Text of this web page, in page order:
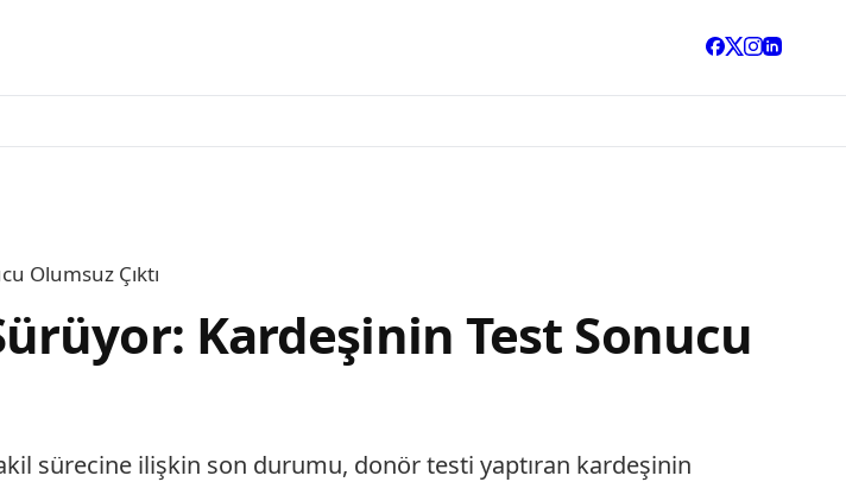
Olumsuz Çıktı
Kardeşinin Test Sonucu
sürecine ilişkin son durumu, donör testi yaptıran kardeşinin